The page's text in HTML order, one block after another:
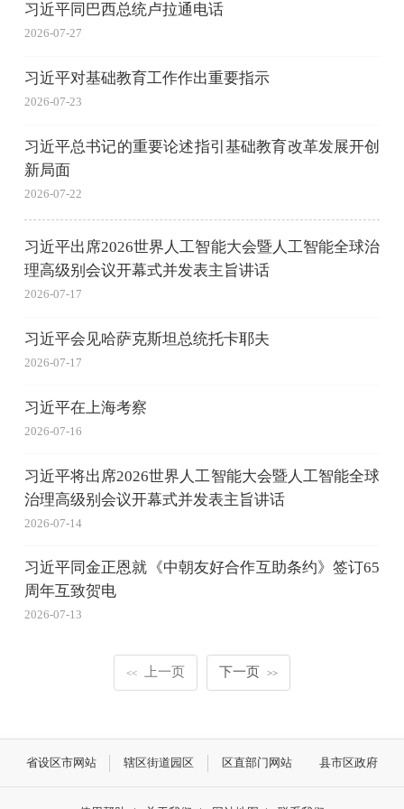
习近平同巴西总统卢拉通电话
2026-07-27
习近平对基础教育工作作出重要指示
2026-07-23
习近平总书记的重要论述指引基础教育改革发展开创
新局面
2026-07-22
习近平出席2026世界人工智能大会暨人工智能全球治
理高级别会议开幕式并发表主旨讲话
2026-07-17
习近平会见哈萨克斯坦总统托卡耶夫
2026-07-17
习近平在上海考察
2026-07-16
习近平将出席2026世界人工智能大会暨人工智能全球
治理高级别会议开幕式并发表主旨讲话
2026-07-14
习近平同金正恩就《中朝友好合作互助条约》签订65
周年互致贺电
2026-07-13
<< 上一页 下一页 >>
省设区市网站 辖区街道园区 区直部门网站 县市区政府